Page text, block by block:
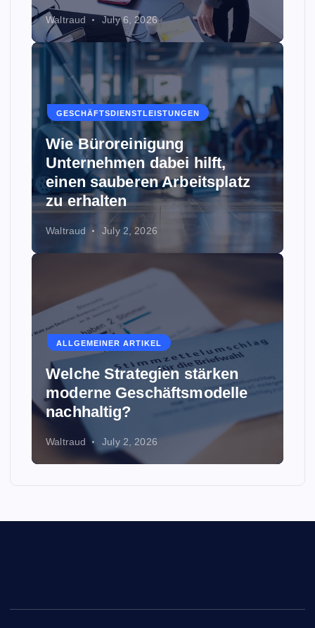
Waltraud July 6, 2026
GESCHÄFTSDIENSTLEISTUNGEN
Wie Büroreinigung
Unternehmen dabei hilft,
einen sauberen Arbeitsplatz
zu erhalten
Waltraud July 2, 2026
ALLGEMEINER ARTIKEL
Welche Strategien stärken
moderne Geschäftsmodelle
nachhaltig?
Waltraud July 2, 2026